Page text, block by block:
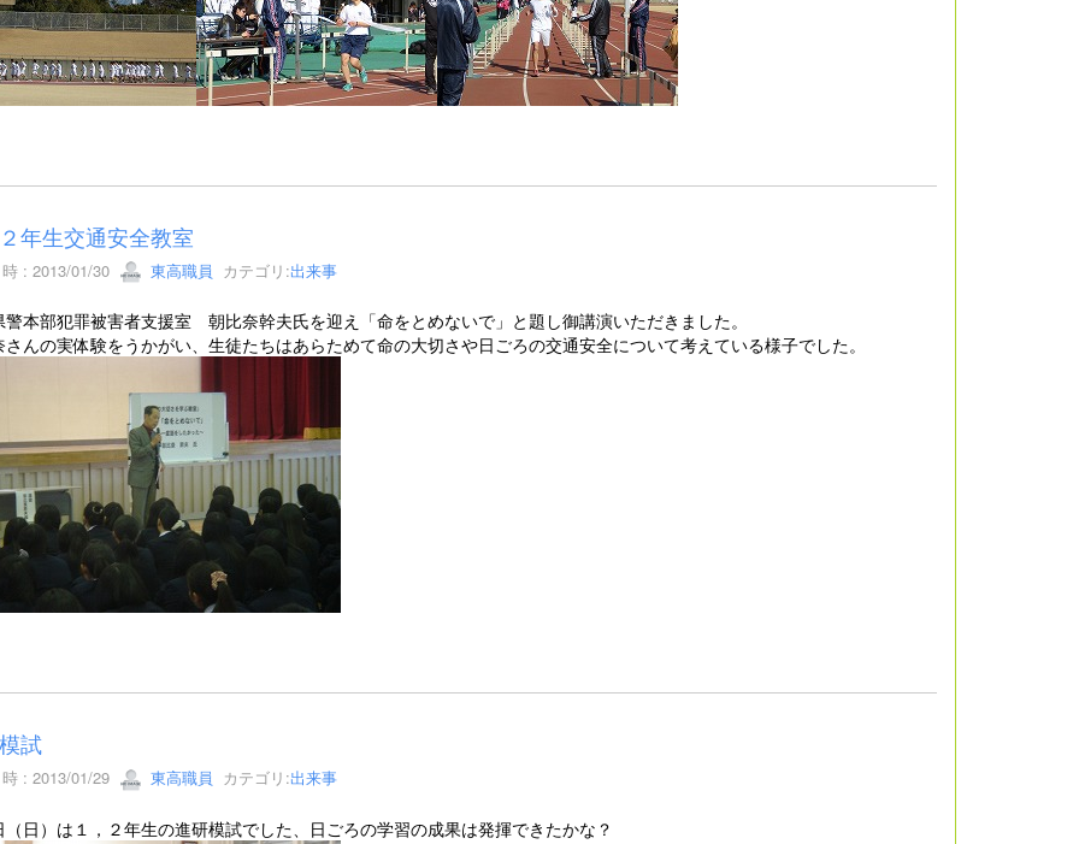
年生交通安全教室
: 2013/01/30 東高職員 カテゴリ:出来事
警本部犯罪被害者支援室 朝比奈幹夫氏を迎え「命をとめないで」と題し御講演いただきました。
んの実体験をうかがい、生徒たちはあらためて命の大切さや日ごろの交通安全について考えている様子でした。
試
: 2013/01/29 東高職員 カテゴリ:出来事
（日）は１，２年生の進研模試でした、日ごろの学習の成果は発揮できたかな？